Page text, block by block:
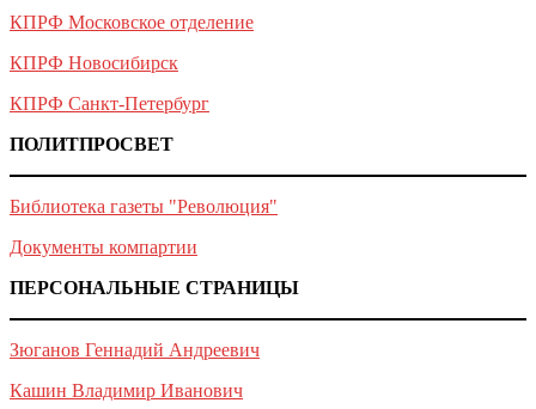
КПРФ Московское отделение
КПРФ Новосибирск
КПРФ Санкт-Петербург
ПОЛИТПРОСВЕТ
Библиотека газеты "Революция"
Документы компартии
ПЕРСОНАЛЬНЫЕ СТРАНИЦЫ
Зюганов Геннадий Андреевич
Кашин Владимир Иванович